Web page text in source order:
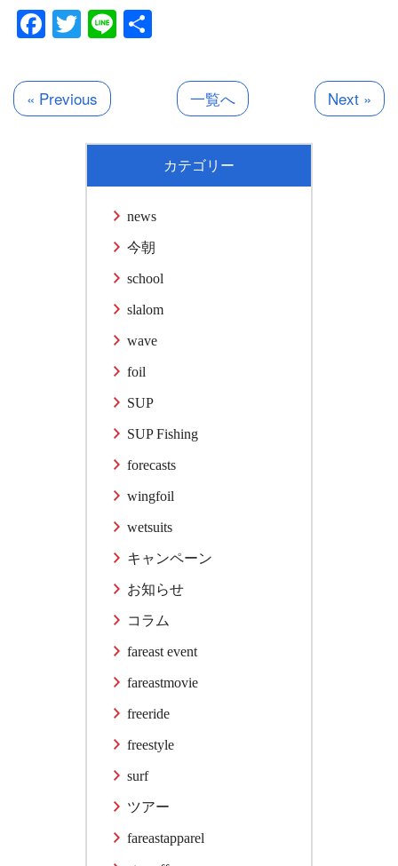
Facebook
Twitter
Line
« Previous 一覧へ Next »
カテゴリー
news
今朝
school
slalom
wave
foil
SUP
SUP Fishing
forecasts
wingfoil
wetsuits
キャンペーン
お知らせ
コラム
fareast event
fareastmovie
freeride
freestyle
surf
ツアー
fareastapparel